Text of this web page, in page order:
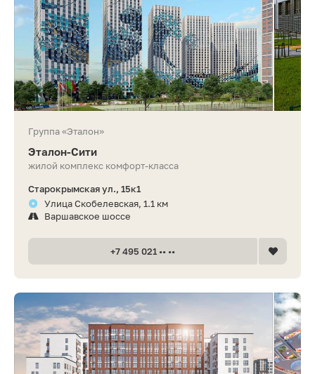
Группа «Эталон»
Эталон-Сити
жилой комплекс комфорт-класса
Старокрымская ул., 15к1
Улица Скобелевская, 1.1 км
Варшавское шоссе
+7 495 021 •• ••